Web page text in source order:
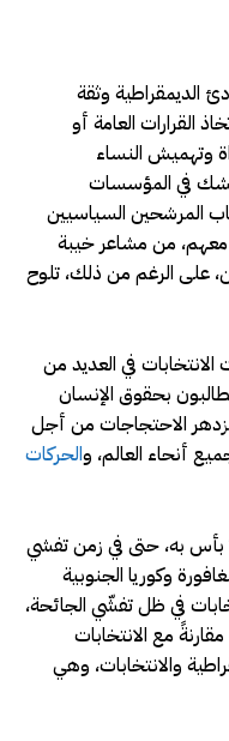
الديمقراطية وثقة
القرارات العامة أو
وتهميش النساء
في المؤسسات
المرشحين السياسيين
معهم، من مشاعر خيبة
على الرغم من ذلك، تلوح
في العديد من
بحقوق الإنسان
الاحتجاجات من أجل
أنحاء العالم، والحركات
بأس به، حتى في زمن تفشي
وكوريا الجنوبية
في ظل تفشّي الجائحة،
مع الانتخابات
والانتخابات، وهي